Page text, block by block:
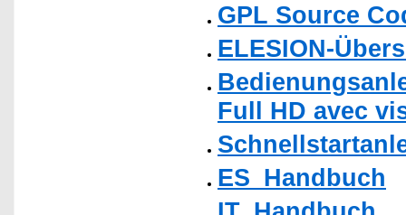
GPL Source
ELESION-
Full HD avec
ES_Handbuch